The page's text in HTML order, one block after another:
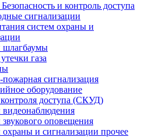
Безопасность и контроль доступа
сигнализации
систем охраны и
шлагбаумы
газа
сигнализация
оборудование
доступа (СКУД)
оповещения
и сигнализации прочее